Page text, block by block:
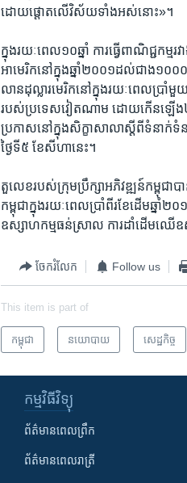
ដោយ​ផ្តោត​លើ​វិស័យ​ទាំង​អស់​នោះ»។
ក្នុង​រយៈ​ពេល​១០​ឆ្នាំ​ ​ការ​ធ្វើ​ពាណិជ្ជ​ក
អាមេរិក​នៅ​ក្នុង​ឆ្នាំ​២០០១​ដល់​ជាង​១០០០​
លាន​ដុល្លារ​មេរិក​នៅក្នុង​រយៈ​ពេល​ប្រាំ
របស់​ប្រទេស​វៀតណាម​ ដោយកើន​ឡើង​
ប្រកាស​នៅ​ក្នុង​សិក្ខា​សាលា​ស្តីពី​ទំនាក់​ទំ
ថ្ងៃ​ទី​៥ ​ខែ​សីហា​នេះ។
តួលេខ​របស់​ក្រុម​ប្រឹក្សា​អភិវឌ្ឍន៍​កម្ពុជ
កម្ពុជា​ក្នុង​រយៈពេល​ប្រាំពីរ​ខែ​ដើម​ឆ្នាំ​
ឧស្សាហ​កម្មធន់ស្រាល​ ​ការ​ដាំដើម​ឈើ​
ចែករំលែក Follow us
This item is part of
កម្ពុជា នយោបាយ សេដ្ឋកិច្ច
កម្មវិធី​វិទ្យុ
ព័ត៌មាន​ពេល​ព្រឹក
ព័ត៌មាន​​ពេល​រាត្រី